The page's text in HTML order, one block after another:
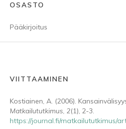
OSASTO
Pääkirjoitus
VIITTAAMINEN
Kostiainen, A. (2006).
Matkailututkimus, 2(1), 2-3.
https://journal.fi/matkailututkimus/